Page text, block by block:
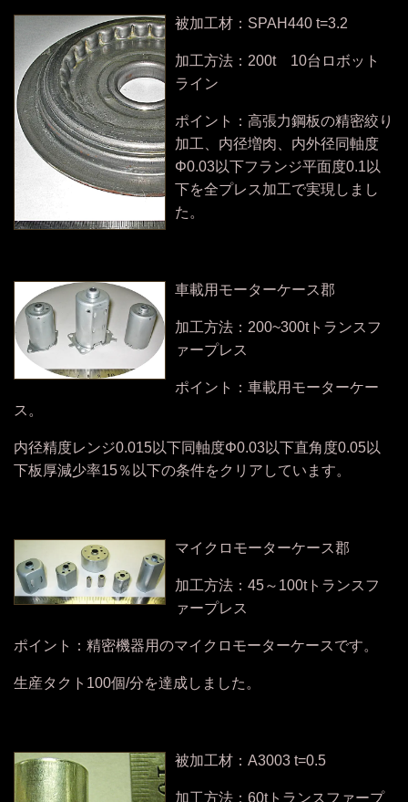
被加工材：SPAH440 t=3.2
加工方法：200t 10台ロボット
ライン
ポイント：高張力鋼板の精密絞り
加工、内径増肉、内外径同軸度
Φ0.03以下フランジ平面度0.1以
下を全プレス加工で実現しまし
た。
車載用モーターケース郡
加工方法：200~300tトランスフ
ァープレス
ポイント：車載用モーターケー
ス。
内径精度レンジ0.015以下同軸度Φ0.03以下直角度0.05以
下板厚減少率15％以下の条件をクリアしています。
マイクロモーターケース郡
加工方法：45～100tトランスフ
ァープレス
ポイント：精密機器用のマイクロモーターケースです。
生産タクト100個/分を達成しました。
被加工材：A3003 t=0.5
加工方法：60tトランスファープ